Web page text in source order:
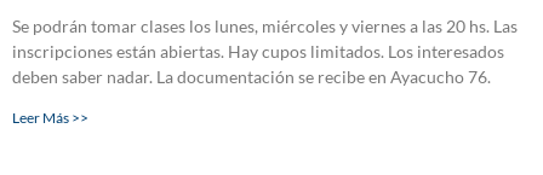
Se podrán tomar clases los lunes, miércoles y viernes a las 20 hs. Las
inscripciones están abiertas. Hay cupos limitados. Los interesados
deben saber nadar. La documentación se recibe en Ayacucho 76.
Leer Más >>